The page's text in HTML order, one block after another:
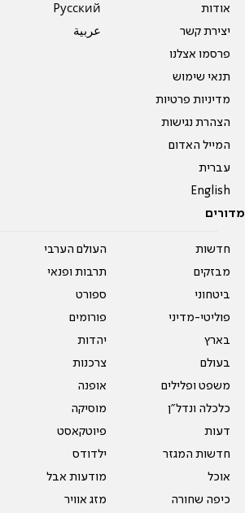
אודות
יצירת קשר
פרסמו אצלנו
תנאי שימוש
מדיניות פרטיות
הצהרת נגישות
המייל האדום
עברית
English
Pусский
عربية
מדורים
חדשות
מבזקים
ביטחוני
פוליטי-מדיני
בארץ
בעולם
משפט ופלילים
כלכלה ונדל"ן
דעות
חדשות המגזר
אוכל
כיפה שחורה
העולם הערבי
תרבות ופנאי
ספורט
פורומים
יהדות
צרכנות
אופנה
מוסיקה
פיוטקאסט
ילדודס
מודעות אבל
מזג אוויר